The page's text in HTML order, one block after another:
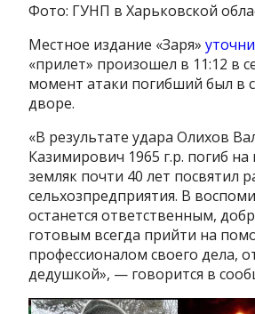
Фото: ГУНП в Харьковской
Местное издание «Заря»
«прилет» произошел в 11:12 в
момент атаки погибший был в
дворе.
«В результате удара Олихов
Казимирович 1965 г.р. погиб
земляк почти 40 лет посвятил
сельхозпредприятия. В
останется ответственным,
готовым всегда прийти на
профессионалом своего дела,
дедушкой», — говорится в